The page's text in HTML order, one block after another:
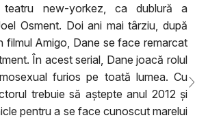
new-yorkez, ca dublură a
Osment. Doi ani mai târziu, după
filmul Amigo, Dane se face remarcat
În acest serial, Dane joacă rolul
furios pe toată lumea. Cu
trebuie să aștepte anul 2012 și
pentru a se face cunoscut marelui